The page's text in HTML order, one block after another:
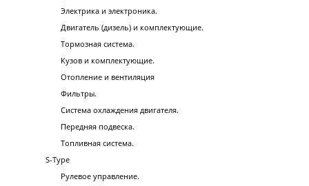
Электрика и электроника.
Двигатель (дизель) и комплектующие.
Тормозная система.
Кузов и комплектующие.
Отопление и вентиляция
Фильтры.
Система охлаждения двигателя.
Передняя подвеска.
Топливная система.
S-Type
Рулевое управление.